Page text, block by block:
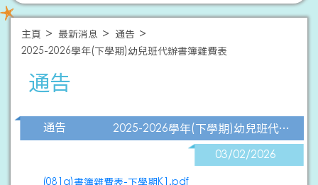
主頁 最新消息
通告
2025-2026學年(下學期)幼兒班代辦書簿雜費表
通告
通告
2025-2026學年(下學期)幼兒班代辦書簿雜費表
03/02/2026
(081a)書簿雜費表-下學期K1.pdf